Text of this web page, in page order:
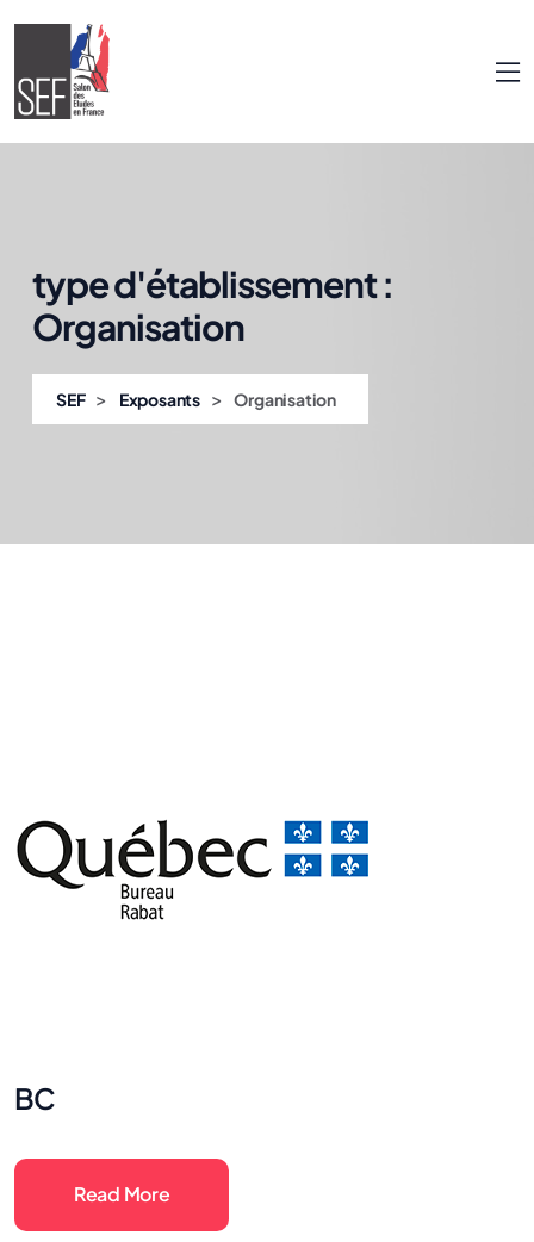
type d'établissement :
Organisation
SEF > Exposants > Organisation
BC
Read More